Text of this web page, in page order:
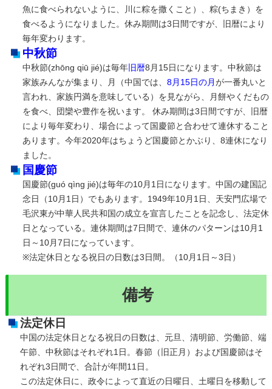
備考
法定休日
中国の法定休日となる祝日の日数は、元旦、清明節、労働節、端
午節、中秋節はそれぞれ1日。春節（旧正月）および国慶節はそ
れぞれ3日間で、合計が年間11日。
この法定休日に、政令によって直近の日曜日、土曜日を移動して
魚に食べられないように、川に粽を撒くこと）、粽(ちまき）を
食べるようになりました。休み期間は3日間ですが、旧暦により
毎年変わります。
中秋節
中秋節(zhōng qiū jié)は毎年 旧暦8月15日になります。中秋節は
家族みんなが集まり、月（中国では、8月15日の月が一番丸いと
言われ、家族円満を意味している）を見ながら、月餅やくだもの
を食べ、団欒や豊作を祝います。 休み期間は3日間ですが、旧暦
により毎年変わり、場合によって国慶節と合わせて連休すること
あります。今年2020年はちょうど国慶節とかぶり、8連休になり
ました。
国慶節
国慶節(guó qìng jié)は毎年の10月1日になります。中国の建国記
念日（10月1日）でもあります。1949年10月1日、天安門広場で
毛沢東が中華人民共和国の成立を宣言したことを記念し、法定休
日となっている。連休期間は7日間で、連休のパターンは10月1
日～10月7日になっています。
※法定休日となる祝日の日数は3日間。（10月1日～3日）